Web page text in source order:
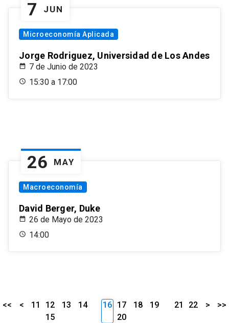
7 JUN
Microeconomía Aplicada
Jorge Rodriguez, Universidad de Los Andes
7 de Junio de 2023
15:30 a 17:00
26 MAY
Macroeconomía
David Berger, Duke
26 de Mayo de 2023
14:00
<< < 11 12 13
14
15
16 17 18
19
20
21 22 > >>